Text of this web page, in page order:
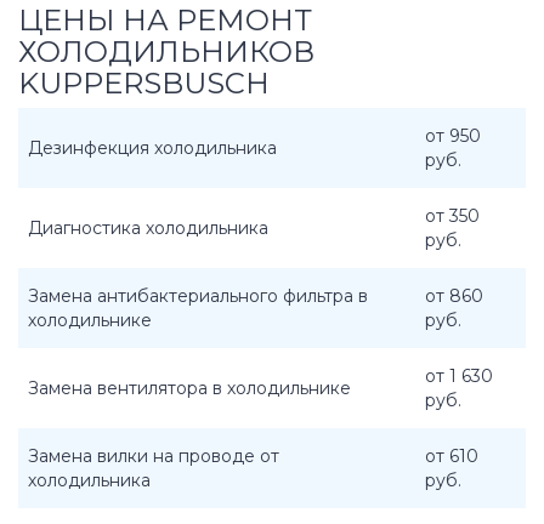
ЦЕНЫ НА РЕМОНТ
ХОЛОДИЛЬНИКОВ
KUPPERSBUSCH
Дезинфекция холодильника
от 950
руб.
Диагностика холодильника
от 350
руб.
Замена антибактериального фильтра в
холодильнике
от 860
руб.
Замена вентилятора в холодильнике
от 1 630
руб.
Замена вилки на проводе от
холодильника
от 610
руб.